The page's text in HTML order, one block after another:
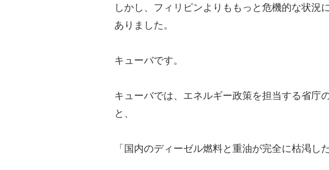
しかし、フィリピンよりももっと危機的な状況
ありました。
キューバです。
キューバでは、エネルギー政策を担当する省庁
と、
「国内のディーゼル燃料と重油が完全に枯渇した